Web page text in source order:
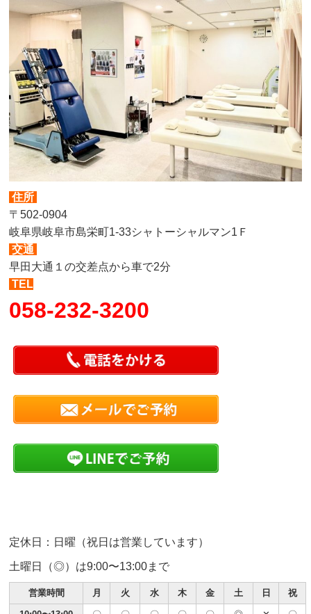
住所
〒502-0904
岐阜県岐阜市島栄町1-33シャトーシャルマン1Ｆ
交通
早田大通１の交差点から車で2分
TEL
058-232-3200
定休日：日曜（祝日は営業しています）
土曜日（◎）は9:00〜13:00まで
営業時間 月 火 水 木 金 土 日 祝